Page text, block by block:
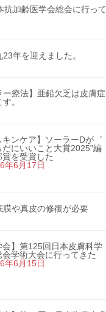
抗加齢医学会総会に行って
23年を迎えました。
ー療法】亜鉛欠乏は皮膚症
。
キンケア】ソーラーDが゛
だにいいこと大賞2025”編
賞を受賞した
年6月17日
膜や真皮の修復が必要
会】第125回日本皮膚科学
会学術大会に行ってきた
年6月15日